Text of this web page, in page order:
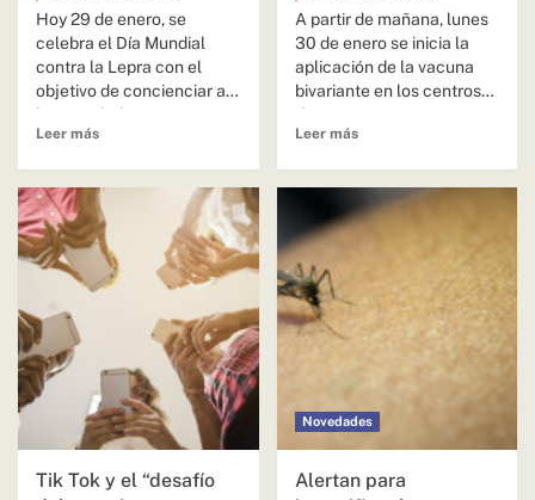
Hoy 29 de enero, se
celebra el Día Mundial
contra la Lepra con el
objetivo de concienciar a
la sociedad...
Leer más
A partir de mañana, lunes
30 de enero se inicia la
aplicación de la vacuna
bivariante en los centros
de...
Leer más
Tik Tok y el “desafío
Novedades
Alertan para